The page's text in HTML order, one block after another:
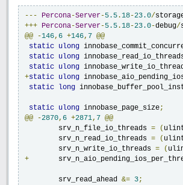
--- Percona-Server-5.5.18-23.0/
+++ Percona-Server-5.5.18-23.0-debug/
@@
-146, 6 +146, 7 @@
static ulong
static ulong
static ulong
+static ulong
static
long
static ulong innobase_page_size;
@@
-2870, 6 +2871, 7 @@
srv_n_file_io_threads = (
srv_n_read_io_threads = (
srv_n_write_io_threads = (
+
srv_read_ahead &= 3;